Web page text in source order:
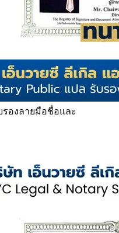
องลายมือชื่อและ